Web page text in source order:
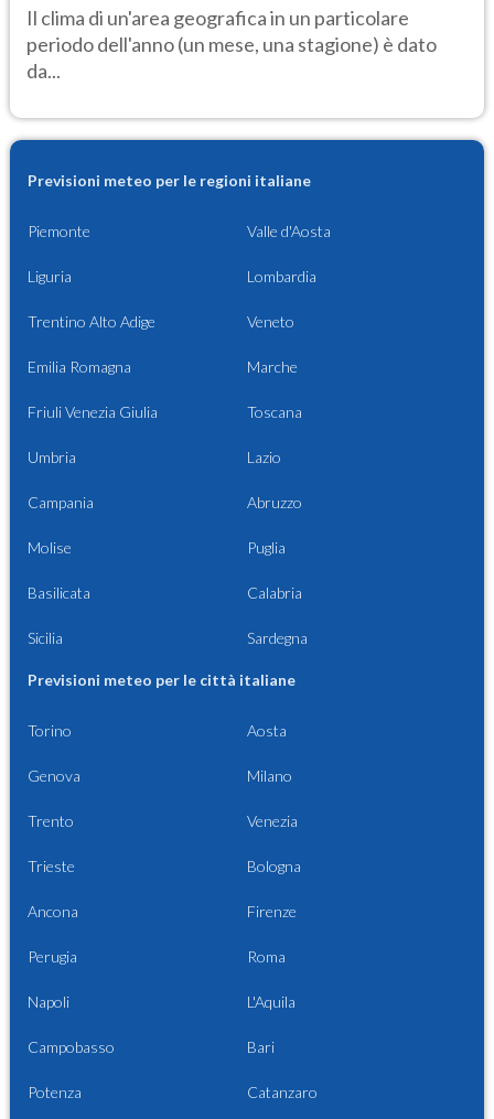
Il clima di un'area geografica in un particolare
periodo dell'anno (un mese, una stagione) è dato
da...
Previsioni meteo per le regioni italiane
Piemonte Valle d'Aosta
Liguria Lombardia
Trentino Alto Adige Veneto
Emilia Romagna Marche
Friuli Venezia Giulia Toscana
Umbria Lazio
Campania Abruzzo
Molise Puglia
Basilicata Calabria
Sicilia Sardegna
Previsioni meteo per le città italiane
Torino Aosta
Genova Milano
Trento Venezia
Trieste Bologna
Ancona Firenze
Perugia Roma
Napoli L'Aquila
Campobasso Bari
Potenza Catanzaro